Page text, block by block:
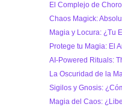
El Complejo de
Chaos Magick:
Magia y Locura: ¿Tu
Protege tu Magia: El
AI-Powered Rituals:
La Oscuridad de la
Sigilos y Gnosis:
Magia del Caos: